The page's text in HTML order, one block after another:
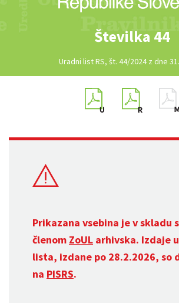
Številka 44
Uradni list RS, št. 44/2024 z dne
Prikazana vsebina je v skladu
členom ZoUL arhivska. Izdaje
lista, izdane po 28.2.2026, so
na PISRS.